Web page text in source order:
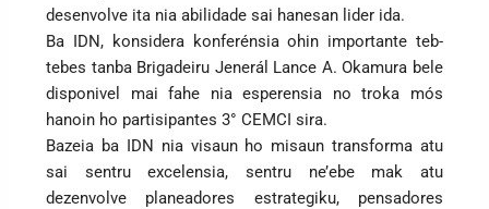
desenvolve ita nia abilidade sai hanesan lider ida.
Ba IDN, konsidera konferénsia ohin importante teb-
tebes tanba Brigadeiru Jenerál Lance A. Okamura bele
disponivel mai fahe nia esperensia no troka mós
hanoin ho partisipantes 3° CEMCI sira.
Bazeia ba IDN nia visaun ho misaun transforma atu
sai sentru excelensia, sentru ne’ebe mak atu
dezenvolve planeadores estrategiku, pensadores